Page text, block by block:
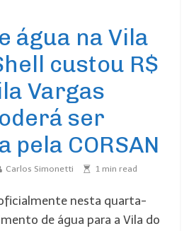
água na Vila
custou R$
Vargas
ser
pela CORSAN
Carlos Simonetti 1 min read
nesta quarta-
de água para a Vila do